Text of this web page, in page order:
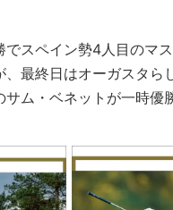
でスペイン勢4人目のマ
、最終日はオーガスタ
ム・ベネットが一時優